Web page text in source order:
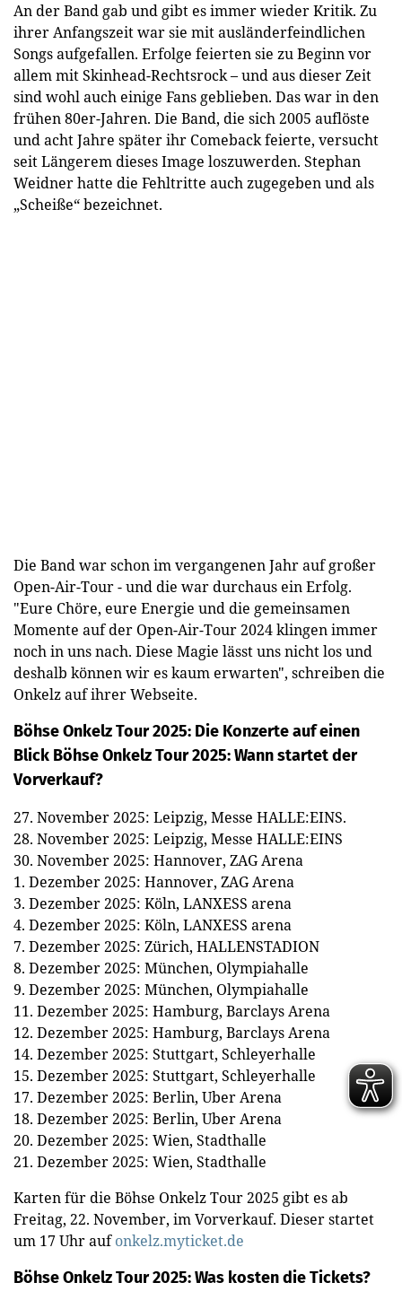
An der Band gab und gibt es immer wieder Kritik. Zu
ihrer Anfangszeit war sie mit ausländerfeindlichen
Songs aufgefallen. Erfolge feierten sie zu Beginn vor
allem mit Skinhead-Rechtsrock – und aus dieser Zeit
sind wohl auch einige Fans geblieben. Das war in den
frühen 80er-Jahren. Die Band, die sich 2005 auflöste
und acht Jahre später ihr Comeback feierte, versucht
seit Längerem dieses Image loszuwerden. Stephan
Weidner hatte die Fehltritte auch zugegeben und als
„Scheiße“ bezeichnet.
Die Band war schon im vergangenen Jahr auf großer
Open-Air-Tour - und die war durchaus ein Erfolg.
"Eure Chöre, eure Energie und die gemeinsamen
Momente auf der Open-Air-Tour 2024 klingen immer
noch in uns nach. Diese Magie lässt uns nicht los und
deshalb können wir es kaum erwarten", schreiben die
Onkelz auf ihrer Webseite.
Böhse Onkelz Tour 2025: Die Konzerte auf einen
Blick Böhse Onkelz Tour 2025: Wann startet der
Vorverkauf?
27. November 2025: Leipzig, Messe HALLE:EINS.
28. November 2025: Leipzig, Messe HALLE:EINS
30. November 2025: Hannover, ZAG Arena
1. Dezember 2025: Hannover, ZAG Arena
3. Dezember 2025: Köln, LANXESS arena
4. Dezember 2025: Köln, LANXESS arena
7. Dezember 2025: Zürich, HALLENSTADION
8. Dezember 2025: München, Olympiahalle
9. Dezember 2025: München, Olympiahalle
11. Dezember 2025: Hamburg, Barclays Arena
12. Dezember 2025: Hamburg, Barclays Arena
14. Dezember 2025: Stuttgart, Schleyerhalle
15. Dezember 2025: Stuttgart, Schleyerhalle
17. Dezember 2025: Berlin, Uber Arena
18. Dezember 2025: Berlin, Uber Arena
20. Dezember 2025: Wien, Stadthalle
21. Dezember 2025: Wien, Stadthalle
Karten für die Böhse Onkelz Tour 2025 gibt es ab
Freitag, 22. November, im Vorverkauf. Dieser startet
um 17 Uhr aufonkelz.myticket.de
Böhse Onkelz Tour 2025: Was kosten die Tickets?